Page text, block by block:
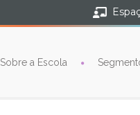
Sobre a Escola